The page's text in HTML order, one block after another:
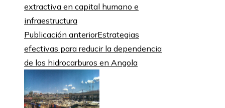
Publicación anteriorEstrategias
efectivas para reducir la dependencia
de los hidrocarburos en Angola